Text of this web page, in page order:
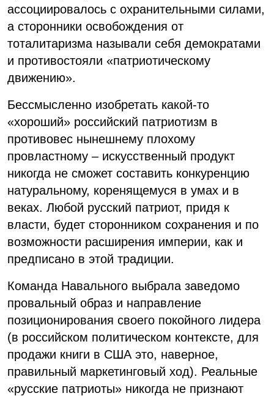
ассоциировалось с охранительными силами,
а сторонники освобождения от
тоталитаризма называли себя демократами
и противостояли «патриотическому
движению».
Бессмысленно изобретать какой-то
«хороший» российский патриотизм в
противовес нынешнему плохому
провластному – искусственный продукт
никогда не сможет составить конкуренцию
натуральному, коренящемуся в умах и в
веках. Любой русский патриот, придя к
власти, будет сторонником сохранения и по
возможности расширения империи, как и
предписано в этой традиции.
Команда Навального выбрала заведомо
провальный образ и направление
позиционирования своего покойного лидера
(в российском политическом контексте, для
продажи книги в США это, наверное,
правильный маркетинговый ход). Реальные
«русские патриоты» никогда не признают